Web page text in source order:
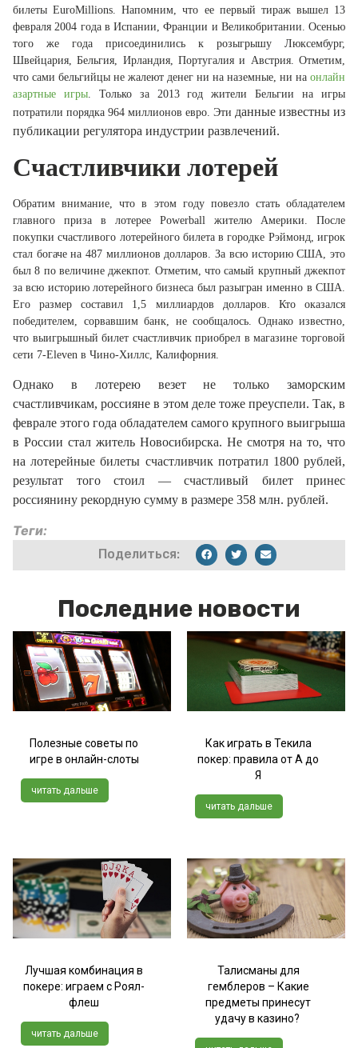
билеты EuroMillions. Напомним, что ее первый тираж вышел 13
февраля 2004 года в Испании, Франции и Великобритании. Осенью
того же года присоединились к розыгрышу Люксембург,
Швейцария, Бельгия, Ирландия, Португалия и Австрия. Отметим,
что сами бельгийцы не жалеют денег ни на наземные, ни на онлайн
азартные игры. Только за 2013 год жители Бельгии на игры
потратили порядка 964 миллионов евро. Эти данные известны из
публикации регулятора индустрии развлечений.
Счастливчики лотерей
Обратим внимание, что в этом году повезло стать обладателем
главного приза в лотерее Powerball жителю Америки. После
покупки счастливого лотерейного билета в городке Рэймонд, игрок
стал богаче на 487 миллионов долларов. За всю историю США, это
был 8 по величине джекпот. Отметим, что самый крупный джекпот
за всю историю лотерейного бизнеса был разыгран именно в США.
Его размер составил 1,5 миллиардов долларов. Кто оказался
победителем, сорвавшим банк, не сообщалось. Однако известно,
что выигрышный билет счастливчик приобрел в магазине торговой
сети 7-Eleven в Чино-Хиллс, Калифорния.
Однако в лотерею везет не только заморским
счастливчикам, россияне в этом деле тоже преуспели. Так, в
феврале этого года обладателем самого крупного выигрыша
в России стал житель Новосибирска. Не смотря на то, что
на лотерейные билеты счастливчик потратил 1800 рублей,
результат того стоил — счастливый билет принес
россиянину рекордную сумму в размере 358 млн. рублей.
Теги:
Поделиться:
Последние новости
Полезные советы по
игре в онлайн-слоты
читать дальше
Как играть в Текила
покер: правила от А до
Я
читать дальше
Лучшая комбинация в
покере: играем с Роял-
флеш
читать дальше
Талисманы для
гемблеров – Какие
предметы принесут
удачу в казино?